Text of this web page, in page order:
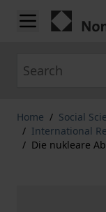
Skip to Content
Home / Social
/ International
/ Die nukleare